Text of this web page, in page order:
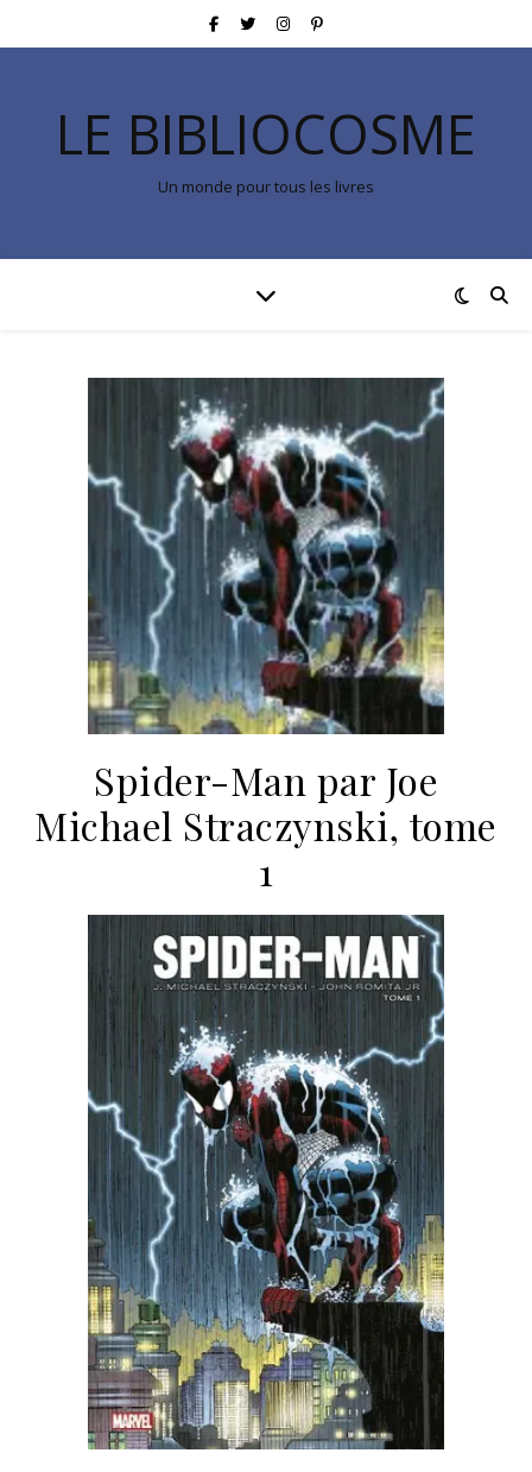
LE BIBLIOCOSME
Un monde pour tous les livres
Spider-Man par Joe
Michael Straczynski, tome
1